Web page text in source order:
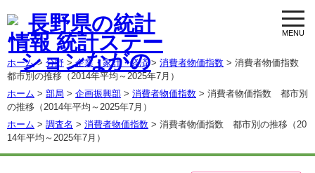
ホーム> 分野 >企業・家計・経済> 消費者物価指数 > 消費者物価指数
都市別の推移（2014年平均～2025年7月）
ホーム > 部局 > 企画振興部 > 消費者物価指数 > 消費者物価指数 都市別
の推移（2014年平均～2025年7月）
ホーム > 調査名 > 消費者物価指数 > 消費者物価指数 都市別の推移（20
14年平均～2025年7月）